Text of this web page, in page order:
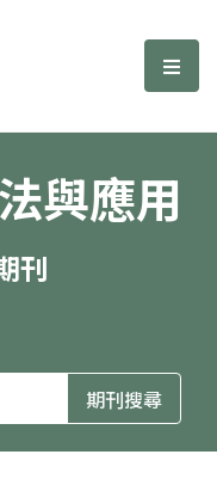
用期刊 選
與應用
刊